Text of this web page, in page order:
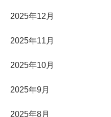
2025年12月
2025年11月
2025年10月
2025年9月
2025年8月